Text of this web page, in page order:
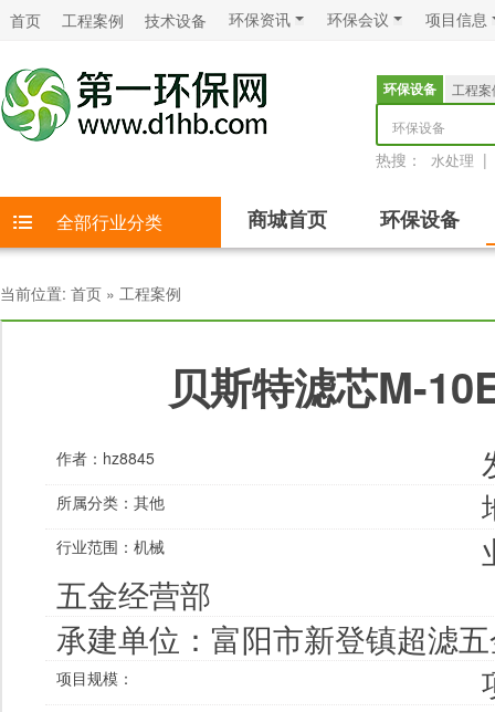
首页 工程案例 技术设备 环保资讯 环保会议 项目信息
环保设备
工程案
环保设备
热搜： 水处理 |
全部行业分类 商城首页 环保设备
当前位置: 首页 » 工程案例
贝斯特滤芯M-
作者： hz8845
所属分类： 其他
行业范围： 机械
五金经营部
承建单位： 富阳市新登镇超滤
项目规模：